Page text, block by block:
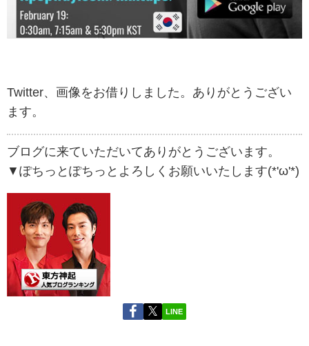
Twitter、画像をお借りしました。ありがとうござい
ます。
ブログに来ていただいてありがとうございます。
▼ぽちっとぽちっとよろしくお願いいたします(*'ω'*)
LINE